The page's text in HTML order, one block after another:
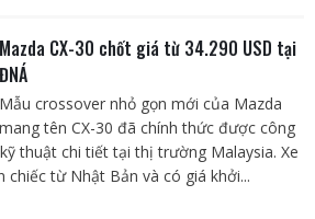
Mazda CX-30 chốt giá từ 34.290 USD tại
ĐNÁ
Mẫu crossover nhỏ gọn mới của Mazda
mang tên CX-30 đã chính thức được công
thuật chi tiết tại thị trường Malaysia. Xe
chiếc từ Nhật Bản và có giá khởi...